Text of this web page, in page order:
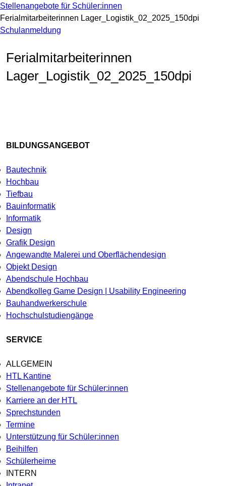
Stellenangebote für Schüler:innen
Ferialmitarbeiterinnen Lager_Logistik_02_2025_150dpi
Schulanmeldung
Ferialmitarbeiterinnen
Lager_Logistik_02_2025_150dpi
BILDUNGSANGEBOT
Bautechnik
Hochbau
Tiefbau
Bauinformatik
Informatik
Design
Grafik Design
Angewandte Malerei und Oberflächendesign
Objekt Design
Abendschule Hochbau
Abendkolleg Game Design | Usability Engineering
Bauhandwerkerschule
Hochschulstudiengänge
SERVICE
ALLGEMEIN
HTL Kantine
Stellenangebote für Schüler:innen
Karriere an der HTL
Sprechstunden
Termine
Unterstützung für Schüler:innen
Beihilfen
Schülerheime
INTERN